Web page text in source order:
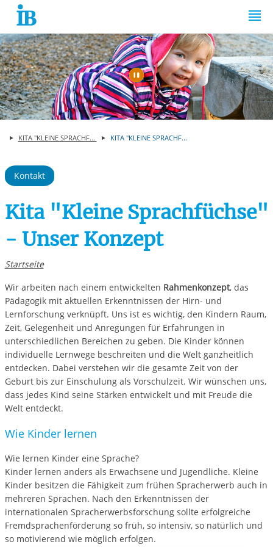
Springe zum Inhalt
Automatische
KITA "KLEINE SPRACHF... KITA "KLEINE SPRACHF...
Kontakt
Kita "Kleine Sprachfüchse"
- Unser Konzept
Startseite
Wir arbeiten nach einem entwickelten Rahmenkonzept, das
Pädagogik mit aktuellen Erkenntnissen der Hirn- und
Lernforschung verknüpft. Uns ist es wichtig, den Kindern Raum,
Zeit, Gelegenheit und Anregungen für Erfahrungen in
unterschiedlichen Bereichen zu geben. Die Kinder können
individuelle Lernwege beschreiten und die Welt ganzheitlich
entdecken. Dabei verstehen wir die gesamte Zeit von der
Geburt bis zur Einschulung als Vorschulzeit. Wir wünschen uns,
dass jedes Kind seine Stärken entwickelt und mit Freude die
Welt entdeckt.
Wie Kinder lernen
Wie lernen Kinder eine Sprache?
Kinder lernen anders als Erwachsene und Jugendliche. Kleine
Kinder besitzen die Fähigkeit zum frühen Spracherwerb auch in
mehreren Sprachen. Nach den Erkenntnissen der
internationalen Spracherwerbsforschung sollte erfolgreiche
Fremdsprachenförderung so früh, so intensiv, so natürlich und
so motivierend wie möglich erfolgen.